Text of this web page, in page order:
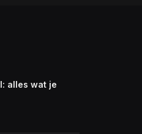
alles wat je